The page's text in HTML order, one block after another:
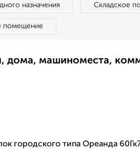
назначения Складское
помещение
дома, машиноместа,
городского типа Ореанда